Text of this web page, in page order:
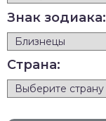
Знак зодиака:
Страна: